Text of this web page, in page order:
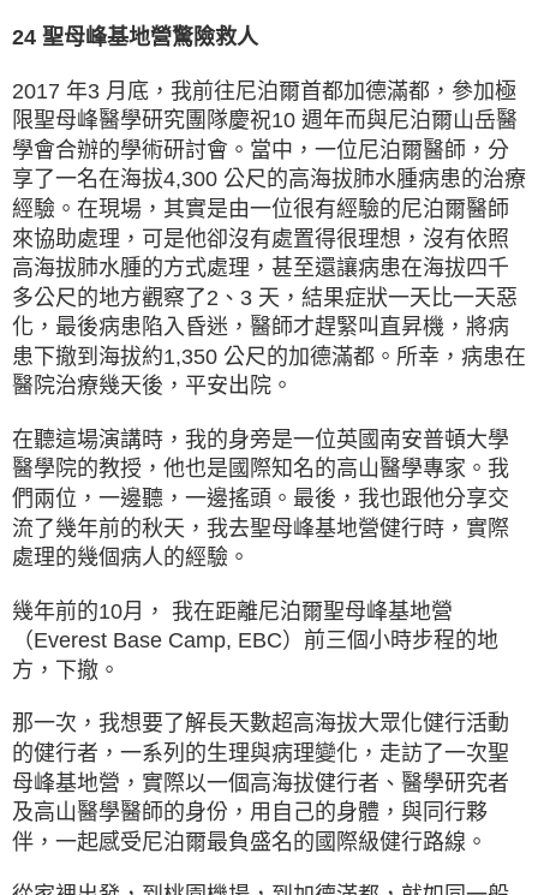
24 聖母峰基地營驚險救人
2017 年3 月底，我前往尼泊爾首都加德滿都，參加極
限聖母峰醫學研究團隊慶祝10 週年而與尼泊爾山岳醫
學會合辦的學術研討會。當中，一位尼泊爾醫師，分
享了一名在海拔4,300 公尺的高海拔肺水腫病患的治療
經驗。在現場，其實是由一位很有經驗的尼泊爾醫師
來協助處理，可是他卻沒有處置得很理想，沒有依照
高海拔肺水腫的方式處理，甚至還讓病患在海拔四千
多公尺的地方觀察了2、3 天，結果症狀一天比一天惡
化，最後病患陷入昏迷，醫師才趕緊叫直昇機，將病
患下撤到海拔約1,350 公尺的加德滿都。所幸，病患在
醫院治療幾天後，平安出院。
在聽這場演講時，我的身旁是一位英國南安普頓大學
醫學院的教授，他也是國際知名的高山醫學專家。我
們兩位，一邊聽，一邊搖頭。最後，我也跟他分享交
流了幾年前的秋天，我去聖母峰基地營健行時，實際
處理的幾個病人的經驗。
幾年前的10月， 我在距離尼泊爾聖母峰基地營
（Everest Base Camp, EBC）前三個小時步程的地
方，下撤。
那一次，我想要了解長天數超高海拔大眾化健行活動
的健行者，一系列的生理與病理變化，走訪了一次聖
母峰基地營，實際以一個高海拔健行者、醫學研究者
及高山醫學醫師的身份，用自己的身體，與同行夥
伴，一起感受尼泊爾最負盛名的國際級健行路線。